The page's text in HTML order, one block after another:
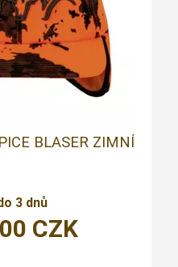
BLASER ZIMNÍ
3 dnů
CZK